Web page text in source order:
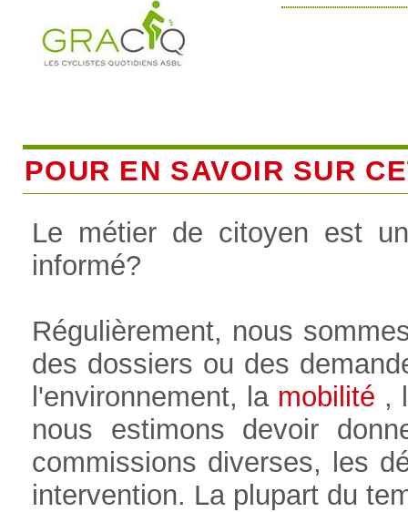
POUR EN SAVOIR SUR
Le métier de citoyen est
informé?
Régulièrement, nous
des dossiers ou des
l'environnement, la mobilité ,
nous estimons devoir
commissions diverses, les
intervention. La plupart du